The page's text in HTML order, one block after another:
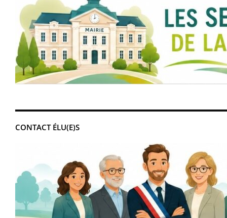
CONTACT ÉLU(E)S